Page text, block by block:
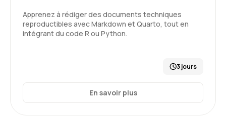
CARNEIRO T. Le 19/03/2026
Apprenez à rédiger des documents techniques
reproductibles avec Markdown et Quarto, tout en
intégrant du code R ou Python.
3 jours
En savoir plus